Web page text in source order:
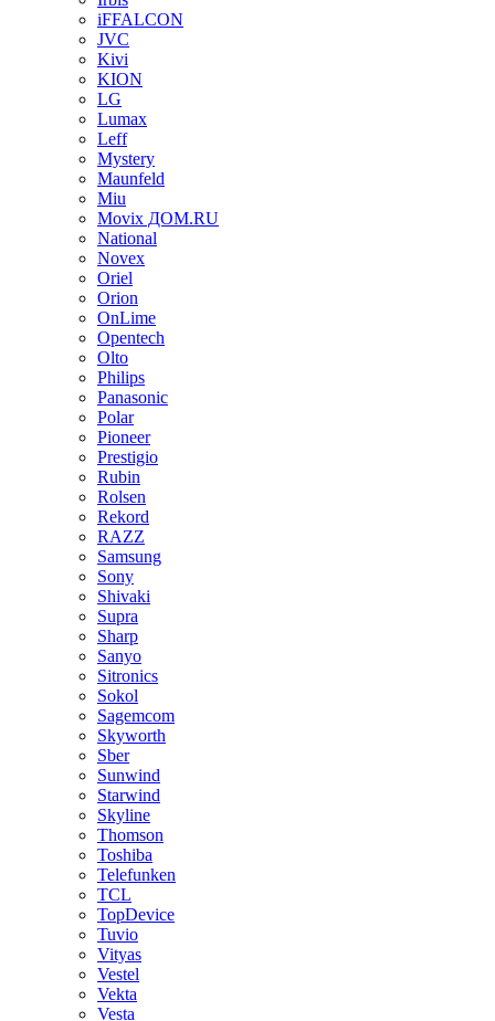
iFFALCON
JVC
Kivi
KION
LG
Lumax
Leff
Mystery
Maunfeld
Miu
Movix ДОМ.RU
National
Novex
Oriel
Orion
OnLime
Opentech
Olto
Philips
Panasonic
Polar
Pioneer
Prestigio
Rubin
Rolsen
Rekord
RAZZ
Samsung
Sony
Shivaki
Supra
Sharp
Sanyo
Sitronics
Sokol
Sagemcom
Skyworth
Sber
Sunwind
Starwind
Skyline
Thomson
Toshiba
Telefunken
TCL
TopDevice
Tuvio
Vityas
Vestel
Vekta
Vesta